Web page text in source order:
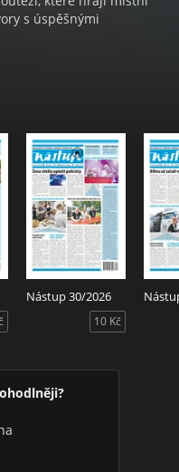
s úspěšnými
Nástup 30/2026
10 Kč